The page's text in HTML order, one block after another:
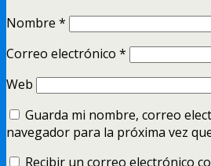
Nombre *
Correo electrónico *
Web
Guarda mi nombre, correo
navegador para la próxima vez
Recibir un correo electrónico